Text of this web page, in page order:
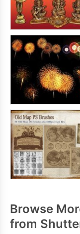
Browse
from